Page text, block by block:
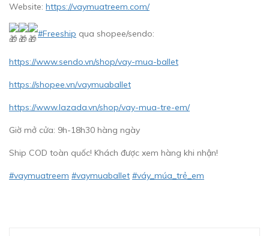
Website: https://vaymuatreem.com/
#Freeship qua shopee/sendo:
https://www.sendo.vn/shop/vay-mua-ballet
https://shopee.vn/vaymuaballet
https://www.lazada.vn/shop/vay-mua-tre-em/
Giờ mở cửa: 9h-18h30 hàng ngày
Ship COD toàn quốc! Khách được xem hàng khi nhận!
#vaymuatreem #vaymuaballet #váy_múa_trẻ_em